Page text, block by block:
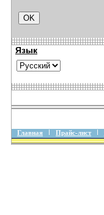
Язык
Главная Прайс-лист